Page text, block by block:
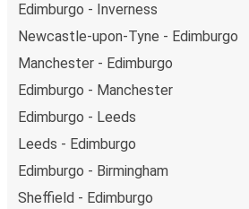
Edimburgo - Inverness
Newcastle-upon-Tyne - Edimburgo
Manchester - Edimburgo
Edimburgo - Manchester
Edimburgo - Leeds
Leeds - Edimburgo
Edimburgo - Birmingham
Sheffield - Edimburgo